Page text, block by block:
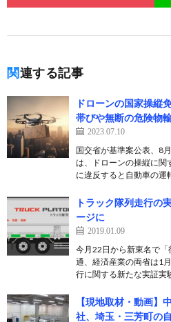
関連する記事
ドローンの国家操縦
帯びや無断の危険物
2023.07.10
国交省が基準案公表、8
は、ドローンの操縦に関
に違反すると自動車の
トラック隊列走行の
ージに
2019.01.09
今月22日から新東名で
通、経済産業の両省は1
行に関する新たな実証
【現地取材・動画】
社、埼玉・三芳町の